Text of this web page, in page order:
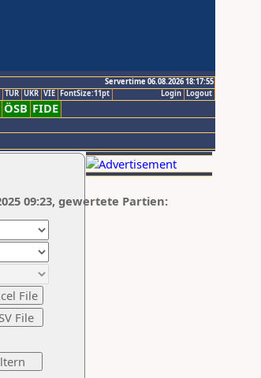
Servertime 06.08.2026 18:17:55
Logout
Login
TUR UKR VIE FontSize:11pt
ÖSB FIDE
09:23, gewertete Partien: